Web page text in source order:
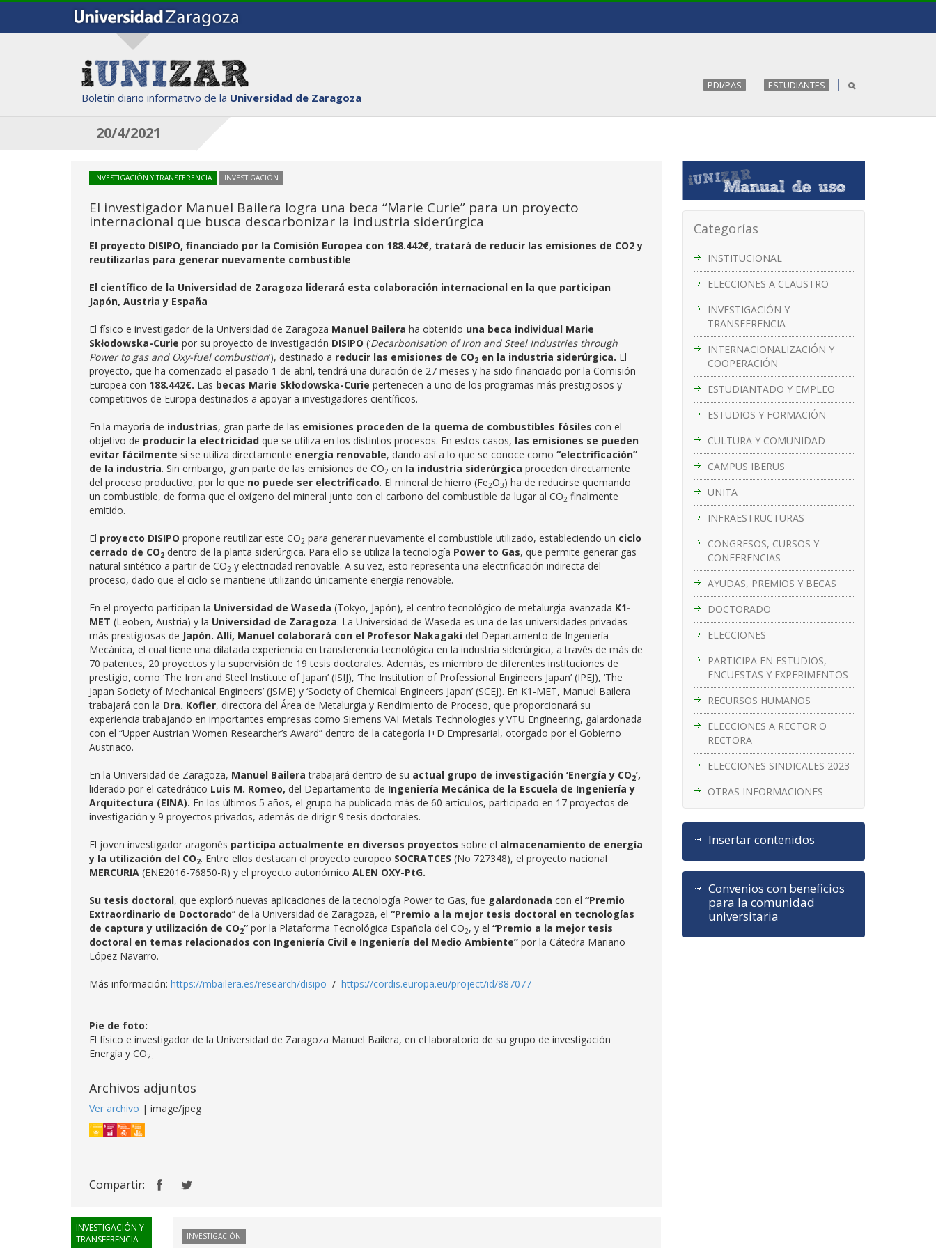
Boletín diario informativo de la Universidad de Zaragoza
PDI/PAS ESTUDIANTES
20/4/2021
Categorías
INSTITUCIONAL
ELECCIONES A CLAUSTRO
INVESTIGACIÓN Y
TRANSFERENCIA
INTERNACIONALIZACIÓN Y
COOPERACIÓN
ESTUDIANTADO Y EMPLEO
ESTUDIOS Y FORMACIÓN
CULTURA Y COMUNIDAD
CAMPUS IBERUS
UNITA
INFRAESTRUCTURAS
CONGRESOS, CURSOS Y
CONFERENCIAS
AYUDAS, PREMIOS Y BECAS
DOCTORADO
ELECCIONES
PARTICIPA EN ESTUDIOS,
ENCUESTAS Y EXPERIMENTOS
RECURSOS HUMANOS
ELECCIONES A RECTOR O
RECTORA
ELECCIONES SINDICALES 2023
OTRAS INFORMACIONES
Insertar contenidos
Convenios con beneficios
para la comunidad
universitaria
INVESTIGACIÓN Y TRANSFERENCIA INVESTIGACIÓN
El investigador Manuel Bailera logra una beca “Marie Curie” para un proyecto
internacional que busca descarbonizar la industria siderúrgica
El proyecto DISIPO, financiado por la Comisión Europea con 188.442€, tratará de reducir las emisiones de CO2 y
reutilizarlas para generar nuevamente combustible
El científico de la Universidad de Zaragoza liderará esta colaboración internacional en la que participan
Japón, Austria y España
El físico e investigador de la Universidad de Zaragoza Manuel Bailera ha obtenido una beca individual Marie
Skłodowska-Curie por su proyecto de investigación DISIPO (‘Decarbonisation of Iron and Steel Industries through
Power to gas and Oxy-fuel combustion’), destinado a reducir las emisiones de CO2 en la industria siderúrgica. El
proyecto, que ha comenzado el pasado 1 de abril, tendrá una duración de 27 meses y ha sido financiado por la Comisión
Europea con 188.442€. Las becas Marie Skłodowska-Curie pertenecen a uno de los programas más prestigiosos y
competitivos de Europa destinados a apoyar a investigadores científicos.
En la mayoría de industrias, gran parte de las emisiones proceden de la quema de combustibles fósiles con el
objetivo de producir la electricidad que se utiliza en los distintos procesos. En estos casos, las emisiones se pueden
evitar fácilmente si se utiliza directamente energía renovable, dando así a lo que se conoce como “electrificación”
de la industria. Sin embargo, gran parte de las emisiones de CO2 en la industria siderúrgica proceden directamente
del proceso productivo, por lo que no puede ser electrificado. El mineral de hierro (Fe2O3) ha de reducirse quemando
un combustible, de forma que el oxígeno del mineral junto con el carbono del combustible da lugar al CO2 finalmente
emitido.
El proyecto DISIPO propone reutilizar este CO2 para generar nuevamente el combustible utilizado, estableciendo un ciclo
cerrado de CO2 dentro de la planta siderúrgica. Para ello se utiliza la tecnología Power to Gas, que permite generar gas
natural sintético a partir de CO2 y electricidad renovable. A su vez, esto representa una electrificación indirecta del
proceso, dado que el ciclo se mantiene utilizando únicamente energía renovable.
En el proyecto participan la Universidad de Waseda (Tokyo, Japón), el centro tecnológico de metalurgia avanzada K1-
MET (Leoben, Austria) y la Universidad de Zaragoza. La Universidad de Waseda es una de las universidades privadas
más prestigiosas de Japón. Allí, Manuel colaborará con el Profesor Nakagaki del Departamento de Ingeniería
Mecánica, el cual tiene una dilatada experiencia en transferencia tecnológica en la industria siderúrgica, a través de más de
70 patentes, 20 proyectos y la supervisión de 19 tesis doctorales. Además, es miembro de diferentes instituciones de
prestigio, como ‘The Iron and Steel Institute of Japan’ (ISIJ), ‘The Institution of Professional Engineers Japan’ (IPEJ), ‘The
Japan Society of Mechanical Engineers’ (JSME) y ‘Society of Chemical Engineers Japan’ (SCEJ). En K1-MET, Manuel Bailera
trabajará con la Dra. Kofler, directora del Área de Metalurgia y Rendimiento de Proceso, que proporcionará su
experiencia trabajando en importantes empresas como Siemens VAI Metals Technologies y VTU Engineering, galardonada
con el “Upper Austrian Women Researcher’s Award” dentro de la categoría I+D Empresarial, otorgado por el Gobierno
Austriaco.
En la Universidad de Zaragoza, Manuel Baileratrabajará dentro de su actual grupo de investigación ‘Energía y CO2’,
liderado por el catedrático Luis M. Romeo, del Departamento de Ingeniería Mecánica de la Escuela de Ingeniería y
Arquitectura (EINA). En los últimos 5 años, el grupo ha publicado más de 60 artículos, participado en 17 proyectos de
investigación y 9 proyectos privados, además de dirigir 9 tesis doctorales.
El joven investigador aragonés participa actualmente en diversos proyectos sobre el almacenamiento de energía
y la utilización del CO2. Entre ellos destacan el proyecto europeo SOCRATCES (No 727348), el proyecto nacional
MERCURIA (ENE2016-76850-R) y el proyecto autonómico ALEN OXY-PtG.
Su tesis doctoral, que exploró nuevas aplicaciones de la tecnología Power to Gas, fue galardonada con el “Premio
Extraordinario de Doctorado” de la Universidad de Zaragoza, el “Premio a la mejor tesis doctoral en tecnologías
de captura y utilización de CO2” por la Plataforma Tecnológica Española del CO2, y el “Premio a la mejor tesis
doctoral en temas relacionados con Ingeniería Civil e Ingeniería del Medio Ambiente” por la Cátedra Mariano
López Navarro.
Más información: https://mbailera.es/research/disipo / https://cordis.europa.eu/project/id/887077
Pie de foto:
El físico e investigador de la Universidad de Zaragoza Manuel Bailera, en el laboratorio de su grupo de investigación
Energía y CO2.
Archivos adjuntos
Ver archivo | image/jpeg
Compartir:
INVESTIGACIÓN Y
TRANSFERENCIA
INVESTIGACIÓN